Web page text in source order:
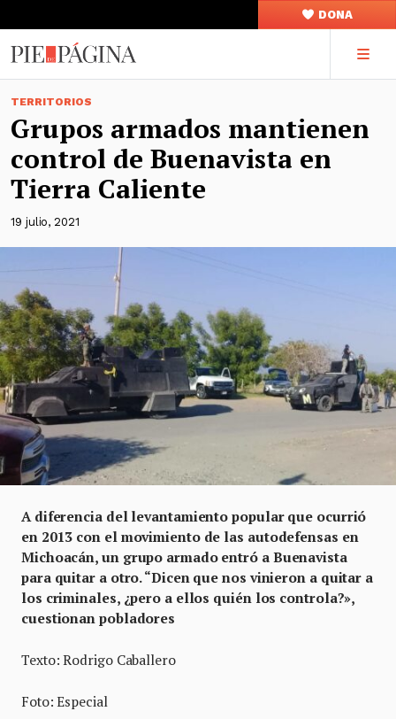
DONA
TERRITORIOS
Grupos armados mantienen
control de Buenavista en
Tierra Caliente
19 julio, 2021
A diferencia del levantamiento popular que ocurrió
en 2013 con el movimiento de las autodefensas en
Michoacán, un grupo armado entró a Buenavista
para quitar a otro. “Dicen que nos vinieron a quitar a
los criminales, ¿pero a ellos quién los controla?»,
cuestionan pobladores
Texto: Rodrigo Caballero
Foto: Especial